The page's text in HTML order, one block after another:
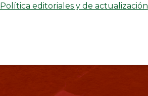
Política editoriales y de actualización